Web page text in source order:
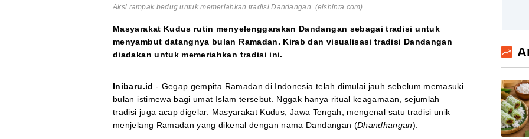
Aksi rampak bedug untuk memeriahkan tradisi Dandangan. (elshinta.com)
Masyarakat Kudus rutin menyelenggarakan Dandangan sebagai tradisi untuk
menyambut datangnya bulan Ramadan. Kirab dan visualisasi tradisi Dandangan
diadakan untuk memeriahkan tradisi ini.
Inibaru.id - Gegap gempita Ramadan di Indonesia telah dimulai jauh sebelum memasuki
bulan istimewa bagi umat Islam tersebut. Nggak hanya ritual keagamaan, sejumlah
tradisi juga acap digelar. Masyarakat Kudus, Jawa Tengah, mengenal satu tradisi unik
menjelang Ramadan yang dikenal dengan nama Dandangan (Dhandhangan).